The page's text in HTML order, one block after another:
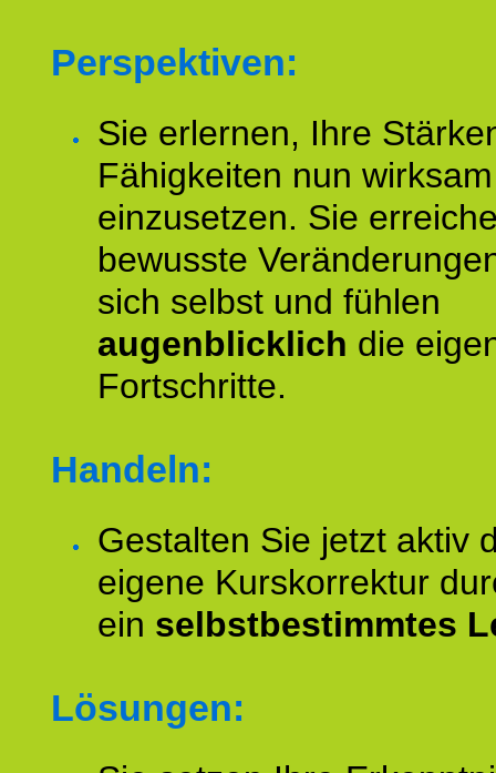
Perspektiven:
Sie erlernen, Ihre
Fähigkeiten nun wirksam
einzusetzen. Sie
bewusste
sich selbst und fühlen
augenblicklich die
Fortschritte.
Handeln:
Gestalten Sie jetzt aktiv
eigene Kurskorrektur
ein selbstbestimmtes
Lösungen: